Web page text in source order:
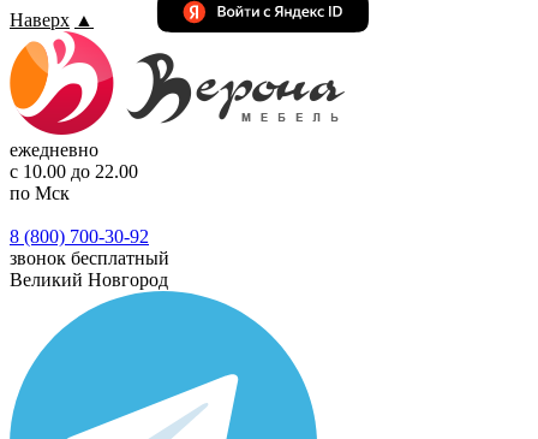
Наверх ▲
ежедневно
с 10.00 до 22.00
по Мск
8 (800) 700-30-92
звонок бесплатный
Великий Новгород